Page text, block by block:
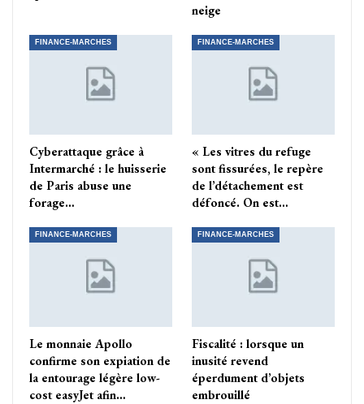
neige
FINANCE-MARCHES
Cyberattaque grâce à
Intermarché : le huisserie
de Paris abuse une
forage…
FINANCE-MARCHES
« Les vitres du refuge
sont fissurées, le repère
de l’détachement est
défoncé. On est…
FINANCE-MARCHES
Le monnaie Apollo
confirme son expiation de
la entourage légère low-
cost easyJet afin…
FINANCE-MARCHES
Fiscalité : lorsque un
inusité revend
éperdument d’objets
embrouillé